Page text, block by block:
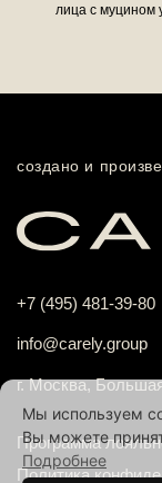
лица с муцином
создано и
+7 (495) 481-39-80
info@carely.group
г. Москва,
Программа
Политика
Мы используем
Вы можете
Подробнее